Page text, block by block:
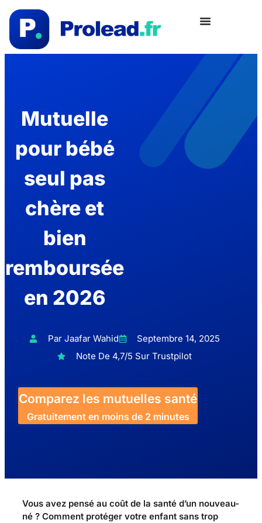
Mutuelle
pour bébé
seul pas
chère et
bien
remboursée
en 2026
Par Jaafar Wahid
Septembre 14, 2025
Note De 4,7/5 Sur Trustpilot
Comparez les mutuelles santé
Gratuitement en moins de 2 minutes
Vous avez pensé au coût de la santé d’un nouveau-
né ? Comment protéger votre enfant sans trop